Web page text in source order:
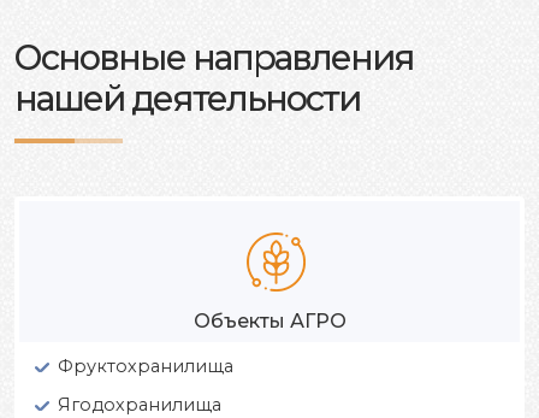
Основные направления
нашей деятельности
Объекты АГРО
Фруктохранилища
Ягодохранилища